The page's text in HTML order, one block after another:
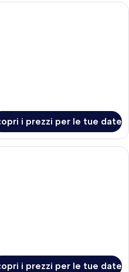
Una camera d'albergo con un letto,
i prezzi per le tue date
Una camera d'albergo moderna
i prezzi per le tue date